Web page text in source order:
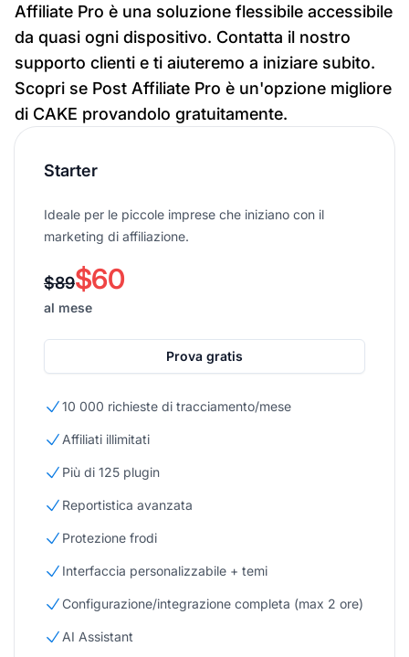
Affiliate Pro è una soluzione flessibile accessibile
da quasi ogni dispositivo. Contatta il nostro
supporto clienti e ti aiuteremo a iniziare subito.
Scopri se Post Affiliate Pro è un'opzione migliore
di CAKE provandolo gratuitamente.
Starter
Ideale per le piccole imprese che iniziano con il
marketing di affiliazione.
$89$60
al mese
Prova gratis
10 000 richieste di tracciamento/mese
Affiliati illimitati
Più di 125 plugin
Reportistica avanzata
Protezione frodi
Interfaccia personalizzabile + temi
Configurazione/integrazione completa (max 2 ore)
AI Assistant